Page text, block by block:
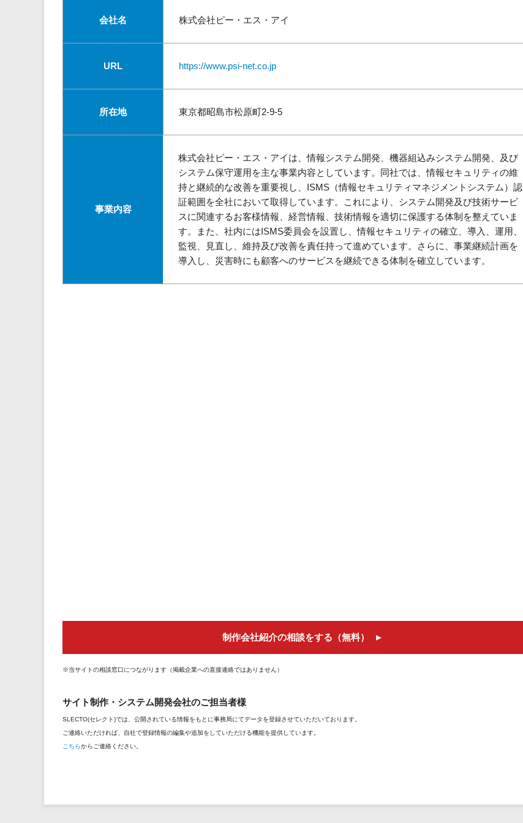
会社名 株式会社ピー・エス・アイ
URL https://www.psi-net.co.jp
所在地 東京都昭島市松原町2-9-5
事業内容
株式会社ピー・エス・アイは、情報システム開発、機器組込みシステム開発、及び
システム保守運用を主な事業内容としています。同社では、情報セキュリティの維
持と継続的な改善を重要視し、ISMS（情報セキュリティマネジメントシステム）認
証範囲を全社において取得しています。これにより、システム開発及び技術サービ
スに関連するお客様情報、経営情報、技術情報を適切に保護する体制を整えていま
す。また、社内にはISMS委員会を設置し、情報セキュリティの確立、導入、運用、
監視、見直し、維持及び改善を責任持って進めています。さらに、事業継続計画を
導入し、災害時にも顧客へのサービスを継続できる体制を確立しています。
制作会社紹介の相談をする（無料）
※当サイトの相談窓口につながります（掲載企業への直接連絡ではありません）
サイト制作・システム開発会社のご担当者様
SLECTO(セレクト)では、公開されている情報をもとに事務局にてデータを登録させていただいております。
ご連絡いただければ、自社で登録情報の編集や追加をしていただける機能を提供しています。
こちらからご連絡ください。